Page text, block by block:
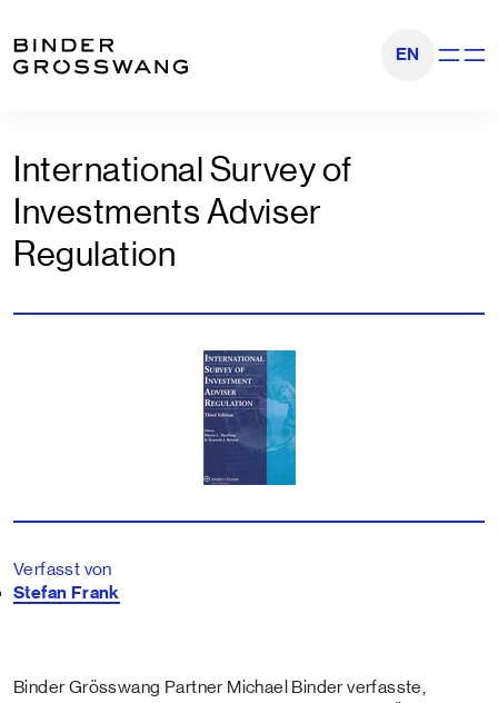
EN
International Survey of
Investments Adviser
Regulation
Verfasst von
Stefan Frank
Binder Grösswang Partner Michael Binder verfasste,